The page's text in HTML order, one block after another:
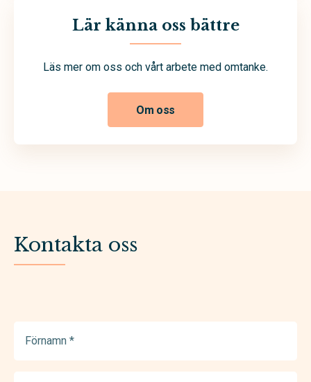
Lär känna oss bättre
Läs mer om oss och vårt arbete med omtanke.
Om oss
Kontakta oss
(Required)